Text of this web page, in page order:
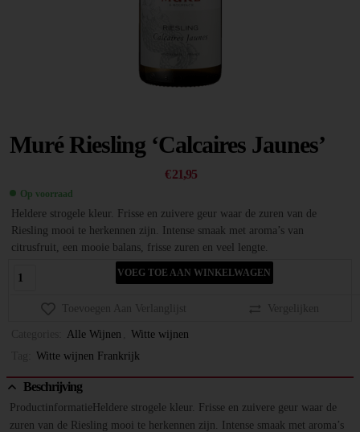
Muré Riesling ‘Calcaires Jaunes’
€21,95
Op voorraad
Heldere strogele kleur. Frisse en zuivere geur waar de zuren van de
Riesling mooi te herkennen zijn. Intense smaak met aroma’s van
citrusfruit, een mooie balans, frisse zuren en veel lengte.
VOEG TOE AAN WINKELWAGEN
Toevoegen Aan Verlanglijst Vergelijken
Alle Wijnen
Witte wijnen
Witte wijnen Frankrijk
Beschrijving
ProductinformatieHeldere strogele kleur. Frisse en zuivere geur waar de
zuren van de Riesling mooi te herkennen zijn. Intense smaak met aroma’s